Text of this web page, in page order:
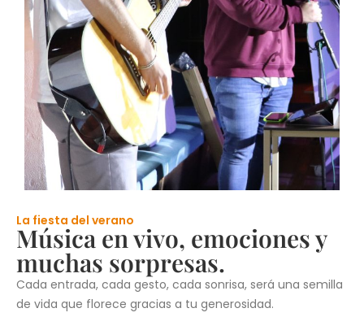
La fiesta del verano
Música en vivo, emociones y
muchas sorpresas.
Cada entrada, cada gesto, cada sonrisa, será una semilla
de vida que florece gracias a tu generosidad.